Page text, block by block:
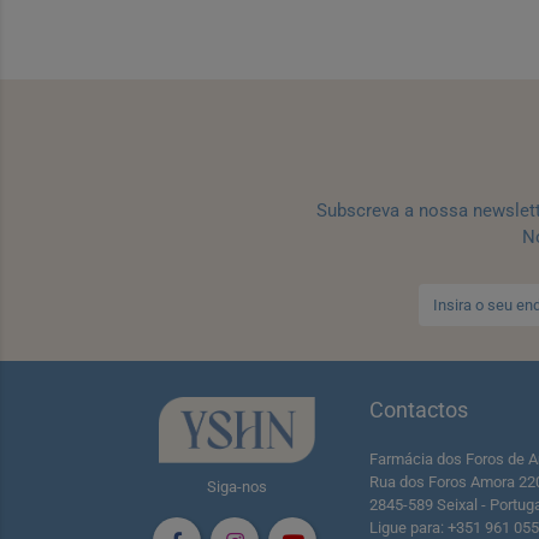
Subscreva a nossa
Siga-nos
Contactos
Farmácia dos Foros de
Rua dos Foros Amora
2845-589 Seixal -
Ligue para: +351 961